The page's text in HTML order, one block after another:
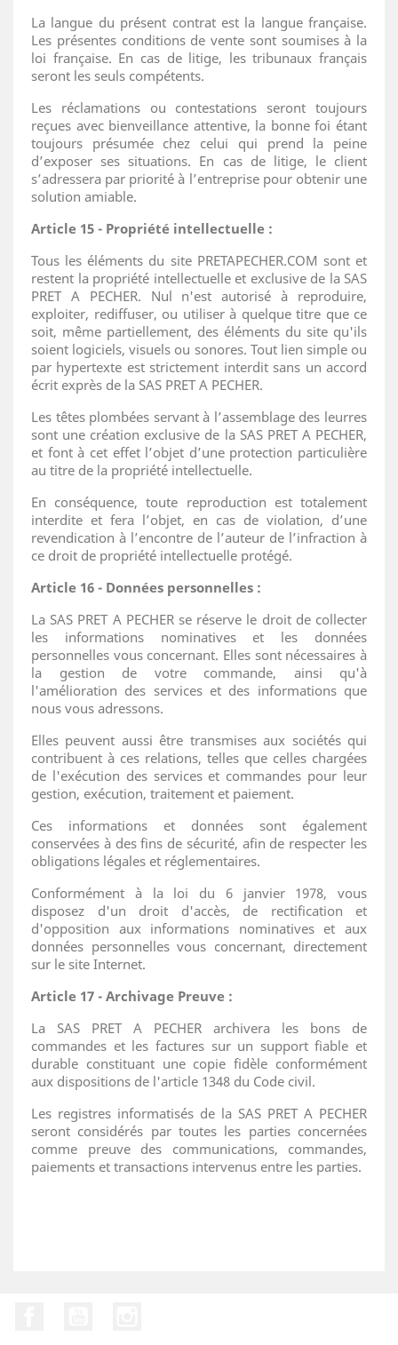
La langue du présent contrat est la langue française.
Les présentes conditions de vente sont soumises à la
loi française. En cas de litige, les tribunaux français
seront les seuls compétents.
Les réclamations ou contestations seront toujours
reçues avec bienveillance attentive, la bonne foi étant
toujours présumée chez celui qui prend la peine
d’exposer ses situations. En cas de litige, le client
s’adressera par priorité à l’entreprise pour obtenir une
solution amiable.
Article 15 - Propriété intellectuelle :
Tous les éléments du site PRETAPECHER.COM sont et
restent la propriété intellectuelle et exclusive de la SAS
PRET A PECHER. Nul n'est autorisé à reproduire,
exploiter, rediffuser, ou utiliser à quelque titre que ce
soit, même partiellement, des éléments du site qu'ils
soient logiciels, visuels ou sonores. Tout lien simple ou
par hypertexte est strictement interdit sans un accord
écrit exprès de la SAS PRET A PECHER.
Les têtes plombées servant à l’assemblage des leurres
sont une création exclusive de la SAS PRET A PECHER,
et font à cet effet l’objet d’une protection particulière
au titre de la propriété intellectuelle.
En conséquence, toute reproduction est totalement
interdite et fera l’objet, en cas de violation, d’une
revendication à l’encontre de l’auteur de l’infraction à
ce droit de propriété intellectuelle protégé.
Article 16 - Données personnelles :
La SAS PRET A PECHER se réserve le droit de collecter
les informations nominatives et les données
personnelles vous concernant. Elles sont nécessaires à
la gestion de votre commande, ainsi qu'à
l'amélioration des services et des informations que
nous vous adressons.
Elles peuvent aussi être transmises aux sociétés qui
contribuent à ces relations, telles que celles chargées
de l'exécution des services et commandes pour leur
gestion, exécution, traitement et paiement.
Ces informations et données sont également
conservées à des fins de sécurité, afin de respecter les
obligations légales et réglementaires.
Conformément à la loi du 6 janvier 1978, vous
disposez d'un droit d'accès, de rectification et
d'opposition aux informations nominatives et aux
données personnelles vous concernant, directement
sur le site Internet.
Article 17 - Archivage Preuve :
La SAS PRET A PECHER archivera les bons de
commandes et les factures sur un support fiable et
durable constituant une copie fidèle conformément
aux dispositions de l'article 1348 du Code civil.
Les registres informatisés de la SAS PRET A PECHER
seront considérés par toutes les parties concernées
comme preuve des communications, commandes,
paiements et transactions intervenus entre les parties.